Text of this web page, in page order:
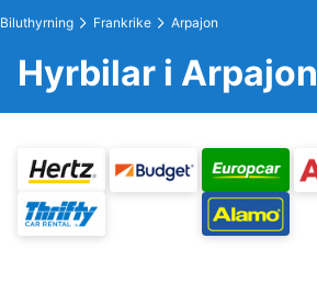
Biluthyrning Frankrike Arpajon
Hyrbilar i Arpajon